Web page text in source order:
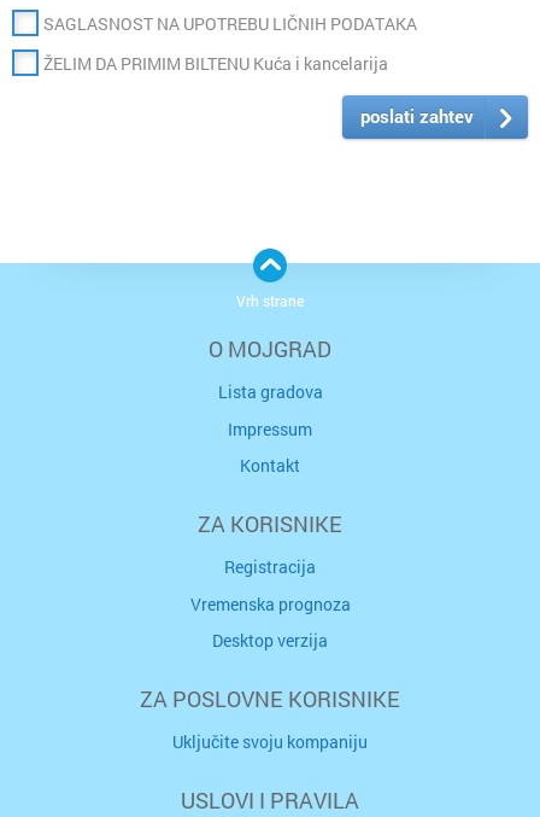
SAGLASNOST NA UPOTREBU LIČNIH PODATAKA
ŽELIM DA PRIMIM BILTENU Kuća i kancelarija
poslati zahtev
O MOJGRAD
Lista gradova
Impressum
Kontakt
ZA KORISNIKE
Registracija
Vremenska prognoza
Desktop verzija
ZA POSLOVNE KORISNIKE
Uključite svoju kompaniju
USLOVI I PRAVILA
Vrh strane